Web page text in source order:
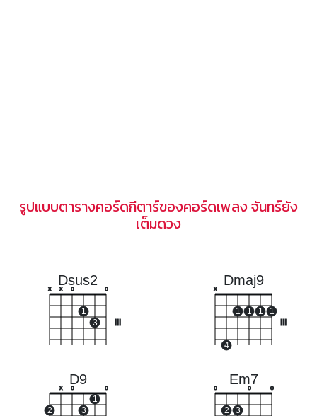
รูปแบบตารางคอร์ดกีตาร์ของคอร์ดเพลง จันทร์ยัง
เต็มดวง
Dsus2
x x o
1
3
o
Dmaj9
x
4
1 1 1 1
D9
2
x o
3
1
o
Em7
o
2 3
o o